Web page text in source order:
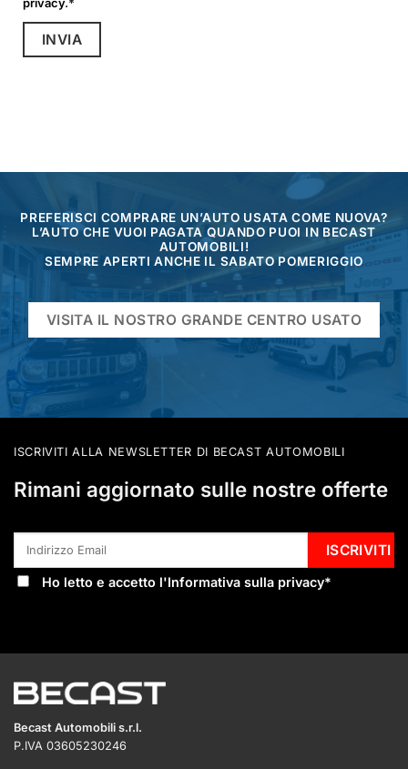
PREFERISCI COMPRARE UN’AUTO USATA COME NUOVA?
L’AUTO CHE VUOI PAGATA QUANDO PUOI IN BECAST
AUTOMOBILI!
SEMPRE APERTI ANCHE IL SABATO POMERIGGIO
VISITA IL NOSTRO GRANDE CENTRO USATO
ISCRIVITI ALLA NEWSLETTER DI BECAST AUTOMOBILI
Rimani aggiornato sulle nostre offerte
Ho letto e accetto l'Informativa sulla privacy*
Becast Automobili s.r.l.
P.IVA 03605230246